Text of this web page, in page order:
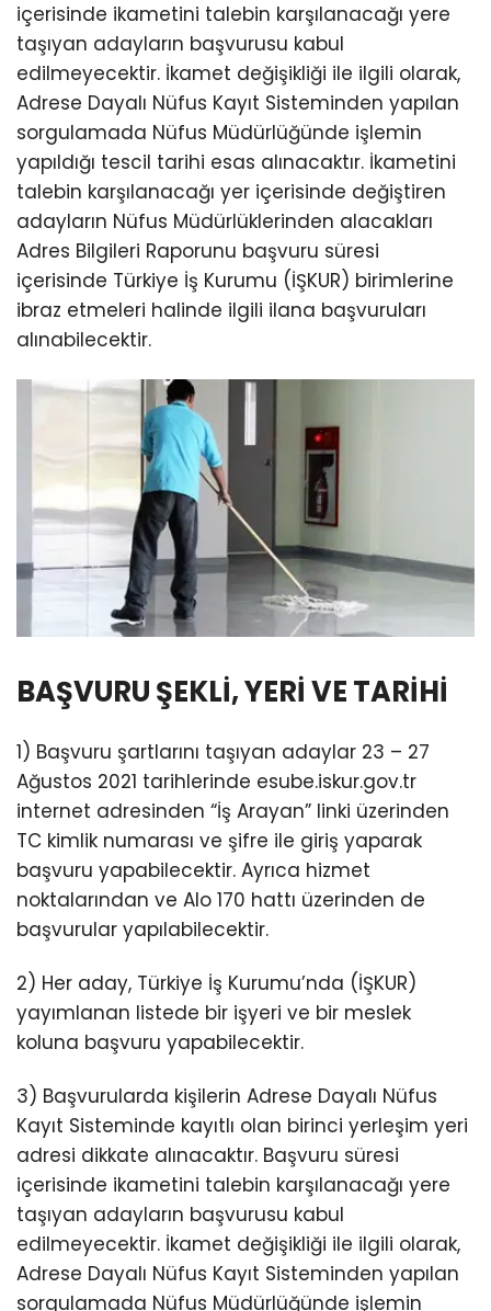
içerisinde ikametini talebin karşılanacağı yere
taşıyan adayların başvurusu kabul
edilmeyecektir. İkamet değişikliği ile ilgili olarak,
Adrese Dayalı Nüfus Kayıt Sisteminden yapılan
sorgulamada Nüfus Müdürlüğünde işlemin
yapıldığı tescil tarihi esas alınacaktır. İkametini
talebin karşılanacağı yer içerisinde değiştiren
adayların Nüfus Müdürlüklerinden alacakları
Adres Bilgileri Raporunu başvuru süresi
içerisinde Türkiye İş Kurumu (İŞKUR) birimlerine
ibraz etmeleri halinde ilgili ilana başvuruları
alınabilecektir.
BAŞVURU ŞEKLİ, YERİ VE TARİHİ
1) Başvuru şartlarını taşıyan adaylar 23 – 27
Ağustos 2021 tarihlerinde esube.iskur.gov.tr
internet adresinden “İş Arayan” linki üzerinden
TC kimlik numarası ve şifre ile giriş yaparak
başvuru yapabilecektir. Ayrıca hizmet
noktalarından ve Alo 170 hattı üzerinden de
başvurular yapılabilecektir.
2) Her aday, Türkiye İş Kurumu’nda (İŞKUR)
yayımlanan listede bir işyeri ve bir meslek
koluna başvuru yapabilecektir.
3) Başvurularda kişilerin Adrese Dayalı Nüfus
Kayıt Sisteminde kayıtlı olan birinci yerleşim yeri
adresi dikkate alınacaktır. Başvuru süresi
içerisinde ikametini talebin karşılanacağı yere
taşıyan adayların başvurusu kabul
edilmeyecektir. İkamet değişikliği ile ilgili olarak,
Adrese Dayalı Nüfus Kayıt Sisteminden yapılan
sorgulamada Nüfus Müdürlüğünde işlemin